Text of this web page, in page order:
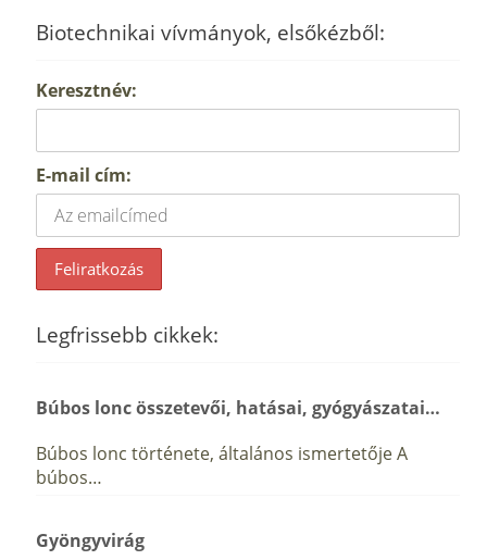
Biotechnikai vívmányok, elsőkézből:
Keresztnév:
E-mail cím:
Legfrissebb cikkek:
Búbos lonc összetevői, hatásai, gyógyászatai…
Búbos lonc története, általános ismertetője A
búbos…
Gyöngyvirág